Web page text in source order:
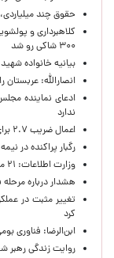
حقوق چند
کلاهبرداری و
۳۰۰ شاکی رو شد
بیانیه خانواده
انصارالله:
ادعای نماینده
ندارد
اعمال ضریب ۲.۷ برای اینترنت بین‌الملل صحت ندارد
رگبار پراکنده در
وزارت اطلاعات: ۲۱ مزدور موساد و ۴ شرور مسلح در کرمان بازداشت شدند
هشدار درباره
کرد
ابن‌الرضا: فناوری
روایت زندگی رهبر